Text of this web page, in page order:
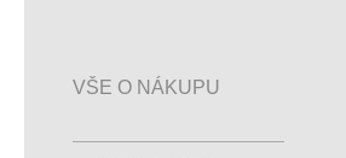
VŠE O NÁKUPU